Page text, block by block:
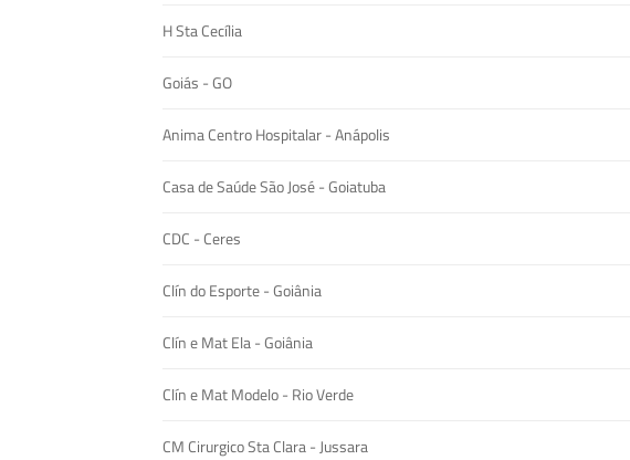
H Sta Cecília
Goiás - GO
Anima Centro Hospitalar - Anápolis
Casa de Saúde São José - Goiatuba
CDC - Ceres
Clín do Esporte - Goiânia
Clín e Mat Ela - Goiânia
Clín e Mat Modelo - Rio Verde
CM Cirurgico Sta Clara - Jussara